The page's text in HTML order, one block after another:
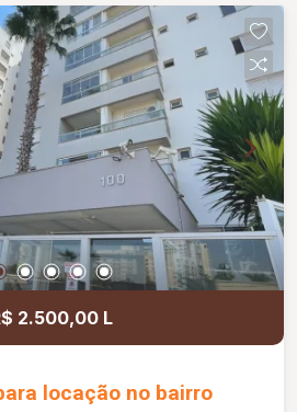
salão de festas, piscina e
2.500,00 L
locação no bairro